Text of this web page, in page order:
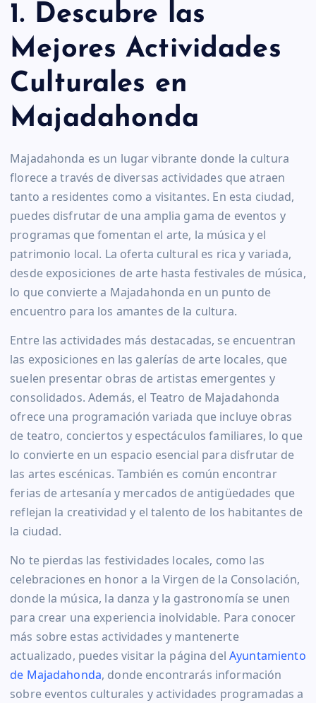
1. Descubre las
Mejores Actividades
Culturales en
Majadahonda
Majadahonda es un lugar vibrante donde la cultura
florece a través de diversas actividades que atraen
tanto a residentes como a visitantes. En esta ciudad,
puedes disfrutar de una amplia gama de eventos y
programas que fomentan el arte, la música y el
patrimonio local. La oferta cultural es rica y variada,
desde exposiciones de arte hasta festivales de música,
lo que convierte a Majadahonda en un punto de
encuentro para los amantes de la cultura.
Entre las actividades más destacadas, se encuentran
las exposiciones en las galerías de arte locales, que
suelen presentar obras de artistas emergentes y
consolidados. Además, el Teatro de Majadahonda
ofrece una programación variada que incluye obras
de teatro, conciertos y espectáculos familiares, lo que
lo convierte en un espacio esencial para disfrutar de
las artes escénicas. También es común encontrar
ferias de artesanía y mercados de antigüedades que
reflejan la creatividad y el talento de los habitantes de
la ciudad.
No te pierdas las festividades locales, como las
celebraciones en honor a la Virgen de la Consolación,
donde la música, la danza y la gastronomía se unen
para crear una experiencia inolvidable. Para conocer
más sobre estas actividades y mantenerte
actualizado, puedes visitar la página del Ayuntamiento
de Majadahonda, donde encontrarás información
sobre eventos culturales y actividades programadas a